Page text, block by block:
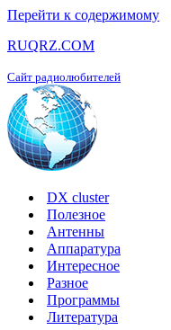
Перейти к содержимому
RUQRZ.COM
Сайт радиолюбителей
DX cluster
Полезное
Антенны
Аппаратура
Интересное
Разное
Программы
Литература